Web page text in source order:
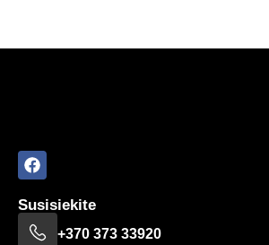
Susisiekite
+370 373 33920